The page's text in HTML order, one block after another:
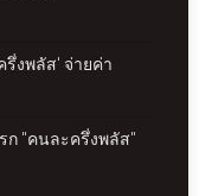
งพลัส' จ่ายค่า
ก "คนละครึ่งพลัส"